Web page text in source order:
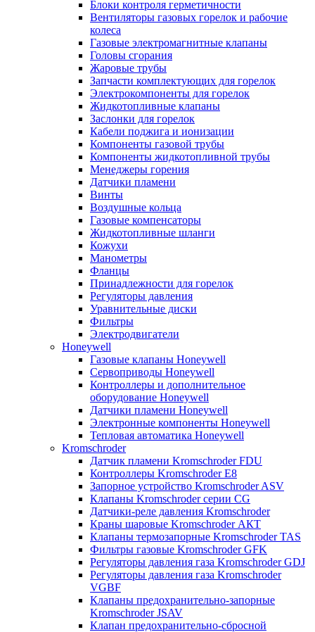
Блоки контроля герметичности
Вентиляторы газовых горелок и рабочие
колеса
Газовые электромагнитные клапаны
Головы сгорания
Жаровые трубы
Запчасти комплектующих для горелок
Электрокомпоненты для горелок
Жидкотопливные клапаны
Заслонки для горелок
Кабели поджига и ионизации
Компоненты газовой трубы
Компоненты жидкотопливной трубы
Менеджеры горения
Датчики пламени
Винты
Воздушные кольца
Газовые компенсаторы
Жидкотопливные шланги
Кожухи
Манометры
Фланцы
Принадлежности для горелок
Регуляторы давления
Уравнительные диски
Фильтры
Электродвигатели
Honeywell
Газовые клапаны Honeywell
Сервоприводы Honeywell
Контроллеры и дополнительное
оборудование Honeywell
Датчики пламени Honeywell
Электронные компоненты Honeywell
Тепловая автоматика Honeywell
Kromschroder
Датчик пламени Kromschroder FDU
Контроллеры Kromschroder E8
Запорное устройство Kromschroder ASV
Клапаны Kromschroder серии CG
Датчики-реле давления Kromschroder
Краны шаровые Kromschroder АКТ
Клапаны термозапорные Kromschroder TAS
Фильтры газовые Kromschroder GFK
Регуляторы давления газа Kromschroder GDJ
Регуляторы давления газа Kromschroder
VGBF
Клапаны предохранительно-запорные
Kromschroder JSAV
Клапан предохранительно-сбросной